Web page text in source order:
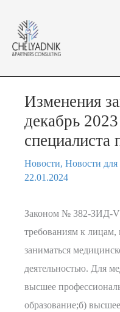
содержимому
Изменения
декабрь
специалиста
Новости, Новости для
22.01.2024
Законом № 382-ЗИД-
требованиям к
заниматься
деятельностью. Для
высшее
образование;б)